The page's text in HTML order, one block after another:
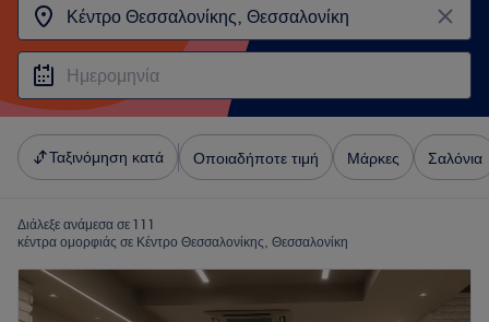
Ταξινόμηση κατά Οποιαδήποτε τιμή Μάρκες Σαλόνια
Διάλεξε ανάμεσα σε 111
κέντρα ομορφιάς σε Κέντρο Θεσσαλονίκης, Θεσσαλονίκη